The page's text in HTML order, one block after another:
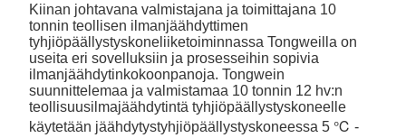
Kiinan johtavana valmistajana ja toimittajana 10
tonnin teollisen ilmanjäähdyttimen
tyhjiöpäällystyskoneliiketoiminnassa Tongweilla on
useita eri sovelluksiin ja prosesseihin sopivia
ilmanjäähdytinkokoonpanoja. Tongwein
suunnittelemaa ja valmistamaa 10 tonnin 12 hv:n
teollisuusilmajäähdytintä tyhjiöpäällystyskoneelle
käytetään jäähdytystyhjiöpäällystyskoneessa 5 ℃ -